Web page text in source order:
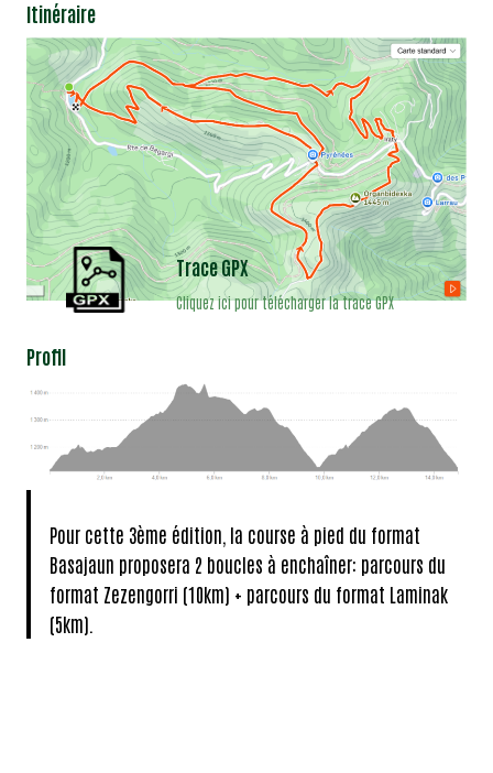
Itinéraire
Profil
Pour cette 3ème édition, la course à pied du format
Basajaun proposera 2 boucles à enchaîner: parcours du
format Zezengorri (10km) + parcours du format Laminak
(5km).
Trace GPX
Cliquez ici pour télécharger la trace GPX